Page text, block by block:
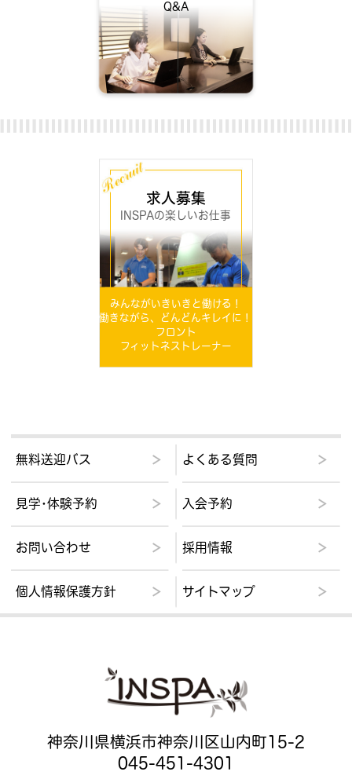
Q&A
求人募集
INSPAの楽しいお仕事
みんながいきいきと働ける！
働きながら、どんどんキレイに！
フロント
フィットネストレーナー
無料送迎バス よくある質問
見学･体験予約 入会予約
お問い合わせ 採用情報
個人情報保護方針 サイトマップ
神奈川県横浜市神奈川区山内町15-2
045-451-4301